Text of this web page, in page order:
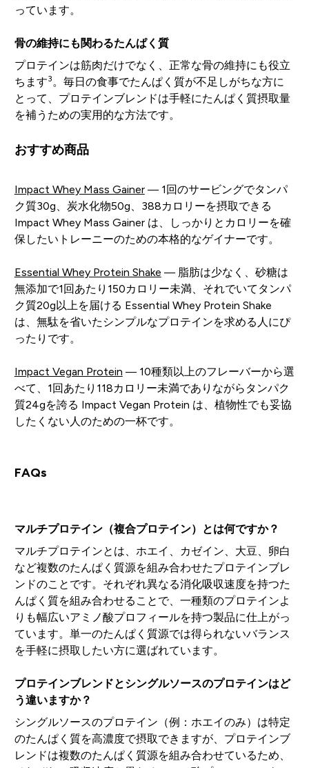
っています。
骨の維持にも関わるたんぱく質
プロテインは筋肉だけでなく、正常な骨の維持にも役立
ちます3 。毎日の食事でたんぱく質が不足しがちな方に
とって、プロテインブレンドは手軽にたんぱく質摂取量
を補うための実用的な方法です。
おすすめ商品
Impact Whey Mass Gainer— 1回のサービングでタンパ
ク質30g、炭水化物50g、388カロリーを摂取できる
Impact Whey Mass Gainer は、しっかりとカロリーを確
保したいトレーニーのための本格的なゲイナーです。
Essential Whey Protein Shake — 脂肪は少なく、砂糖は
無添加で1回あたり150カロリー未満、それでいてタンパ
ク質20g以上を届ける Essential Whey Protein Shake
は、無駄を省いたシンプルなプロテインを求める人にぴ
ったりです。
Impact Vegan Protein — 10種類以上のフレーバーから選
べて、1回あたり118カロリー未満でありながらタンパク
質24gを誇る Impact Vegan Protein は、植物性でも妥協
したくない人のための一杯です。
FAQs
マルチプロテイン（複合プロテイン）とは何ですか？
マルチプロテインとは、ホエイ、カゼイン、大豆、卵白
など複数のたんぱく質源を組み合わせたプロテインブレ
ンドのことです。それぞれ異なる消化吸収速度を持つた
んぱく質を組み合わせることで、一種類のプロテインよ
りも幅広いアミノ酸プロフィールを持つ製品に仕上がっ
ています。単一のたんぱく質源では得られないバランス
を手軽に摂取したい方に選ばれています。
プロテインブレンドとシングルソースのプロテインはど
う違いますか？
シングルソースのプロテイン（例：ホエイのみ）は特定
のたんぱく質を高濃度で摂取できますが、プロテインブ
レンドは複数のたんぱく質源を組み合わせているため、